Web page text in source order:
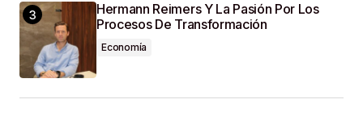
Hermann Reimers Y La Pasión Por Los
Procesos De Transformación
Economía